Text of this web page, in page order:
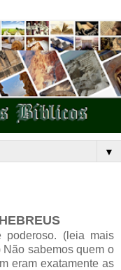
▼
poderoso. (leia mais
Não sabemos quem o
eram exatamente as